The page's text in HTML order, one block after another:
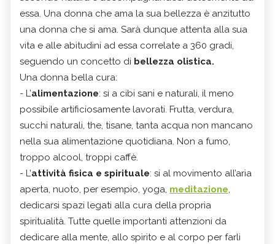
essa. Una donna che ama la sua bellezza è anzitutto
una donna che si ama. Sarà dunque attenta alla sua
vita e alle abitudini ad essa correlate a 360 gradi,
seguendo un concetto di bellezza olistica.
Una donna bella cura:
- L’alimentazione: si a cibi sani e naturali, il meno
possibile artificiosamente lavorati. Frutta, verdura,
succhi naturali, the, tisane, tanta acqua non mancano
nella sua alimentazione quotidiana. Non a fumo,
troppo alcool, troppi caffè.
- L’attività fisica e spirituale: si al movimento all’aria
aperta, nuoto, per esempio, yoga, meditazione,
dedicarsi spazi legati alla cura della propria
spiritualità. Tutte quelle importanti attenzioni da
dedicare alla mente, allo spirito e al corpo per farli